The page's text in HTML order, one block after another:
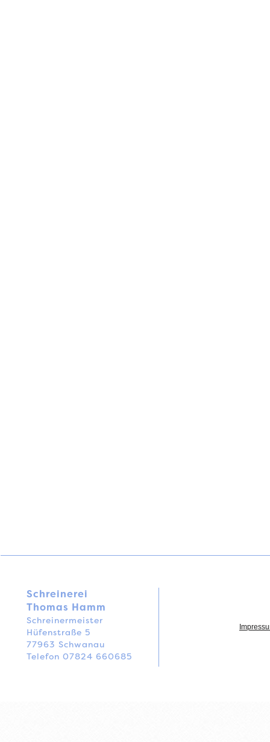
Schreinerei
Thomas Hamm
Schreinermeister
Hüfenstraße 5
77963 Schwanau
Telefon 07824 660685